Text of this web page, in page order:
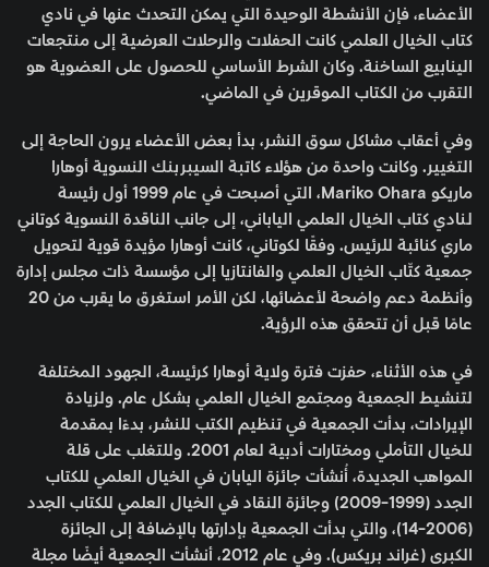
الأعضاء، فإن الأنشطة الوحيدة التي يمكن التحدث عنها في نادي
كتاب الخيال العلمي كانت الحفلات والرحلات العرضية إلى منتجعات
الينابيع الساخنة. وكان الشرط الأساسي للحصول على العضوية هو
التقرب من الكتاب الموقرين في الماضي.
وفي أعقاب مشاكل سوق النشر، بدأ بعض الأعضاء يرون الحاجة إلى
التغيير. وكانت واحدة من هؤلاء كاتبة السيبربنك النسوية أوهارا
ماريكو Mariko Ohara، التي أصبحت في عام 1999 أول رئيسة
لـنادي كتاب الخيال العلمي الياباني، إلى جانب الناقدة النسوية كوتاني
ماري كنائبة للرئيس. وفقًا لكوتاني، كانت أوهارا مؤيدة قوية لتحويل
جمعية كتّاب الخيال العلمي والفانتازيا إلى مؤسسة ذات مجلس إدارة
وأنظمة دعم واضحة لأعضائها، لكن الأمر استغرق ما يقرب من 20
عامًا قبل أن تتحقق هذه الرؤية.
في هذه الأثناء، حفزت فترة ولاية أوهارا كرئيسة، الجهود المختلفة
لتنشيط الجمعية ومجتمع الخيال العلمي بشكل عام. ولزيادة
الإيرادات، بدأت الجمعية في تنظيم الكتب للنشر، بدءًا بمقدمة
للخيال التأملي ومختارات أدبية لعام 2001. وللتغلب على قلة
المواهب الجديدة، أُنشأت جائزة اليابان في الخيال العلمي للكتاب
الجدد (1999-2009) وجائزة النقاد في الخيال العلمي للكتاب الجدد
(2006-14)، والتي بدأت الجمعية بإدارتها بالإضافة إلى الجائزة
الكبرى (غراند بريكس). وفي عام 2012، أنشأت الجمعية أيضًا مجلة